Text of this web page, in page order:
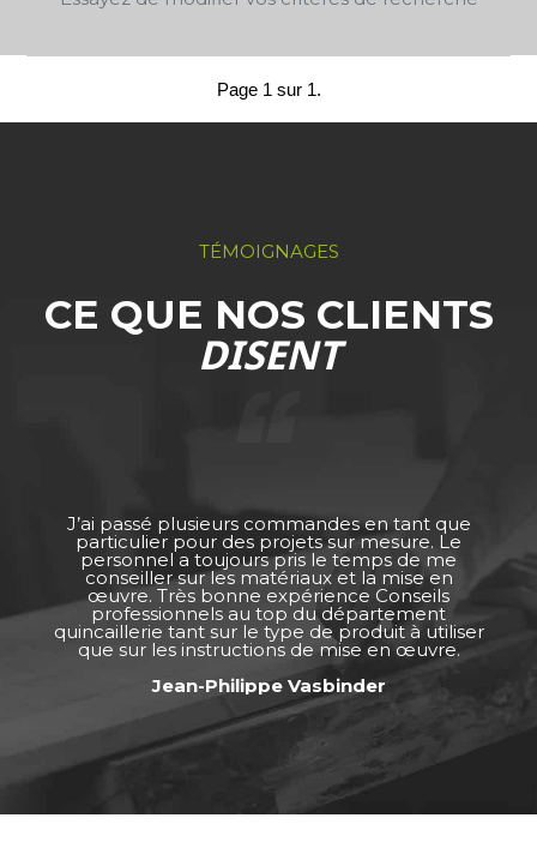
Page 1 sur 1.
TÉMOIGNAGES
CE QUE NOS CLIENTS
DISENT
J’ai passé plusieurs commandes en tant que
particulier pour des projets sur mesure. Le
personnel a toujours pris le temps de me
conseiller sur les matériaux et la mise en
œuvre. Très bonne expérience Conseils
professionnels au top du département
quincaillerie tant sur le type de produit à utiliser
que sur les instructions de mise en œuvre.
Jean-Philippe Vasbinder